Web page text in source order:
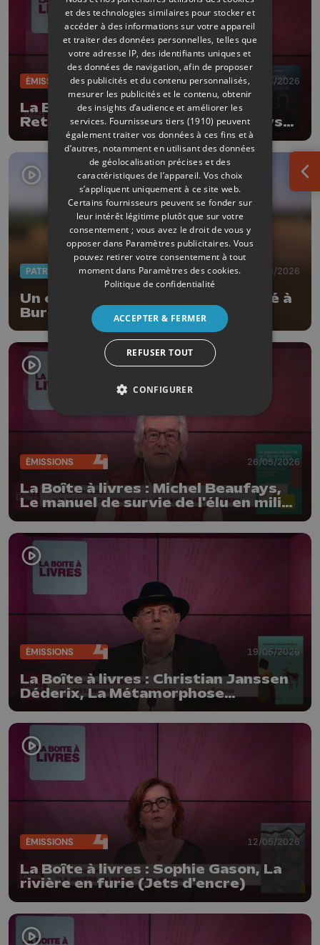
ÉMISSIONS 02/06/2026
La Boîte à livres : Robin Michaux,
Retrouver le sens commun (Le Lys
bleu Editions)
PATRIMOINE 27/05/2026
Un carnet du Patrimoine consacré à
Burdinne
ÉMISSIONS 26/05/2026
La Boîte à livres : Michel Beaufays,
Le manuel de survie de l'élu en milieu
Dehareng)
ÉMISSIONS 19/05/2026
La Boîte à livres : Christian Janssen
Déderix, La Métamorphose
intérieure (Santana Editeur)
ÉMISSIONS 12/05/2026
La Boîte à livres : Sophie Gason, La
rivière en furie (Jets d'encre)
et des technologies similaires pour stocker et
accéder à des informations sur votre appareil
et traiter des données personnelles, telles que
votre adresse IP, des identifiants uniques et
des données de navigation, afin de proposer
des publicités et du contenu personnalisés,
mesurer les publicités et le contenu, obtenir
des insights d’audience et améliorer les
services. Fournisseurs tiers (1910) peuvent
également traiter vos données à ces fins et à
d’autres, notamment en utilisant des données
de géolocalisation précises et des
caractéristiques de l’appareil. Vos choix
s’appliquent uniquement à ce site web.
Certains fournisseurs peuvent se fonder sur
leur intérêt légitime plutôt que sur votre
consentement ; vous avez le droit de vous y
opposer dans Paramètres publicitaires. Vous
pouvez retirer votre consentement à tout
moment dans Paramètres des cookies.
Politique de confidentialité
ACCEPTER & FERMER
REFUSER TOUT
CONFIGURER